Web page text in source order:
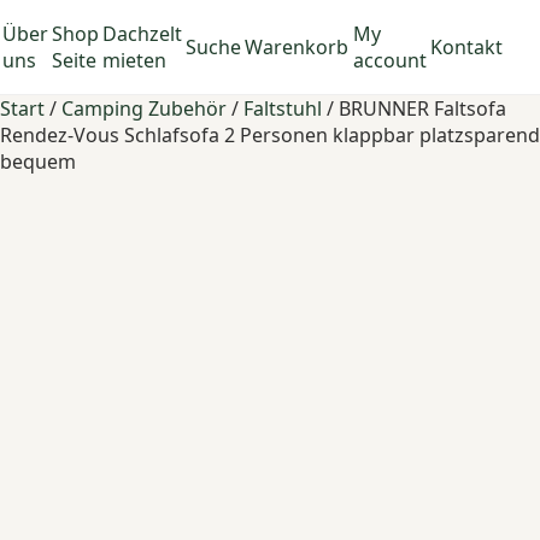
Über
uns
Shop
Seite
Dachzelt
mieten
SucheWarenkorb My
account Kontakt
Start/ Camping Zubehör/ Faltstuhl / BRUNNER Faltsofa
Rendez-Vous Schlafsofa 2 Personen klappbar platzsparend
bequem